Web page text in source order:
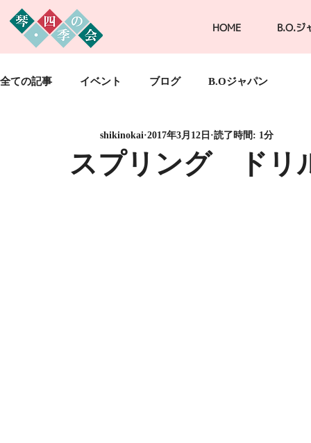
HOME B.O.ジ
全ての記事 イベント ブログ B.Oジャパン
スプリング ド
shikinokai 2017年3月12日 読了時間: 1分